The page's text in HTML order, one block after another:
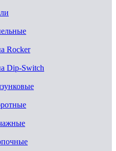
Rocker
Dip-Switch